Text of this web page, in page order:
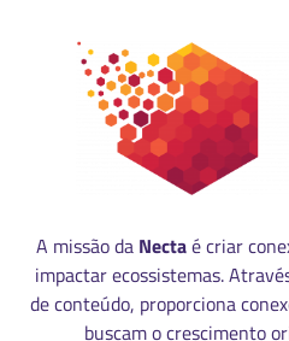
A missão da Nectaé criar
impactar ecossistemas.
de conteúdo, proporciona
buscam o crescimento